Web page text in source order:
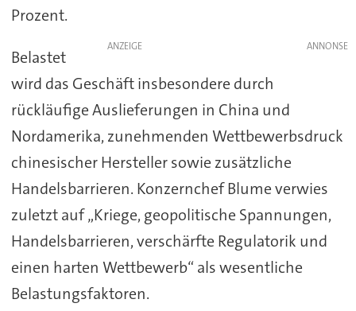
Prozent.
ANZEIGE
Belastet
wird das Geschäft insbesondere durch
rückläufige Auslieferungen in China und
Nordamerika, zunehmenden Wettbewerbsdruck
chinesischer Hersteller sowie zusätzliche
Handelsbarrieren. Konzernchef Blume verwies
zuletzt auf „Kriege, geopolitische Spannungen,
Handelsbarrieren, verschärfte Regulatorik und
einen harten Wettbewerb“ als wesentliche
Belastungsfaktoren.